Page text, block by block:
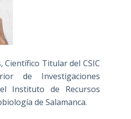
Científico Titular del CSIC
de Investigaciones
Instituto de Recursos
de Salamanca.